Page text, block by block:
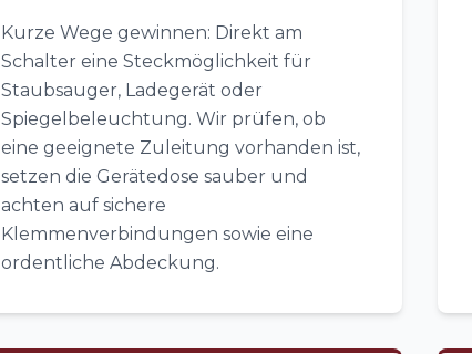
Kurze Wege gewinnen: Direkt am
Schalter eine Steckmöglichkeit für
Staubsauger, Ladegerät oder
Spiegelbeleuchtung. Wir prüfen, ob
eine geeignete Zuleitung vorhanden ist,
setzen die Gerätedose sauber und
achten auf sichere
Klemmenverbindungen sowie eine
ordentliche Abdeckung.